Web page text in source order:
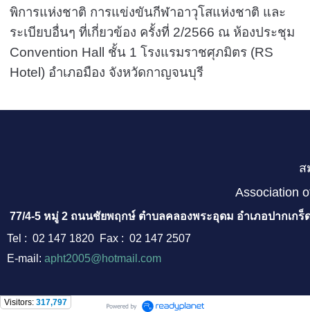
พิการแห่งชาติ การแข่งขันกีฬาอาวุโสแห่งชาติ และ
ระเบียบอื่นๆ ที่เกี่ยวข้อง ครั้งที่ 2/2566 ณ ห้องประชุม
Convention Hall ชั้น 1 โรงแรมราชศุภมิตร (RS
Hotel) อำเภอมือง จังหวัดกาญจนบุรี
ส
Association
77/4-5 หมู่ 2 ถนนชัยพฤกษ์ ตำบลคลองพระอุดม อำเภอปากเกร็
Tel : 02 147 1820 Fax : 02 147 2507
E-mail: apht2005@hotmail.com
Visitors: 317,797